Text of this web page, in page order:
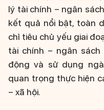
lý tài chính – ngân
kết quả nổi bật, toàn
chỉ tiêu chủ yếu giai
tài chính – ngân
động và sử dụng
quan trọng thực hiện
– xã hội.